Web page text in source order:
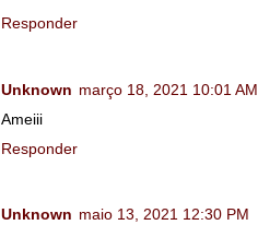
Responder
Unknown março 18, 2021 10:01 AM
Ameiii
Responder
Unknown maio 13, 2021 12:30 PM